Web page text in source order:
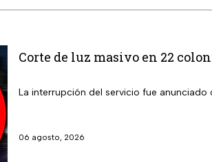
Corte de luz masivo en 22
La interrupción del servicio fue
06 agosto, 2026